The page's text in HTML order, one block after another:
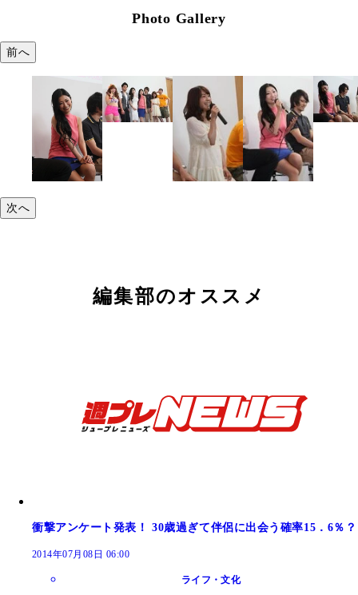
Photo Gallery
前へ
次へ
編集部のオススメ
衝撃アンケート発表！ 30歳過ぎて伴侶に出会う確率15．6％？
2014年07月08日 06:00
ライフ・文化